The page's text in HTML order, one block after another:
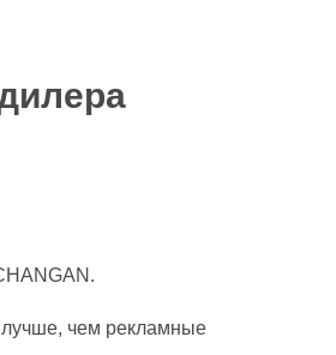
чем рекламные